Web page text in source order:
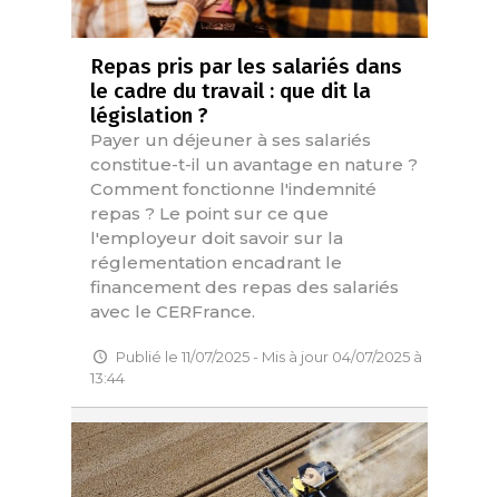
Repas pris par les salariés dans
le cadre du travail : que dit la
législation ?
Payer un déjeuner à ses salariés
constitue-t-il un avantage en nature ?
Comment fonctionne l'indemnité
repas ? Le point sur ce que
l'employeur doit savoir sur la
réglementation encadrant le
financement des repas des salariés
avec le CERFrance.
Publié le 11/07/2025 - Mis à jour 04/07/2025 à
13:44